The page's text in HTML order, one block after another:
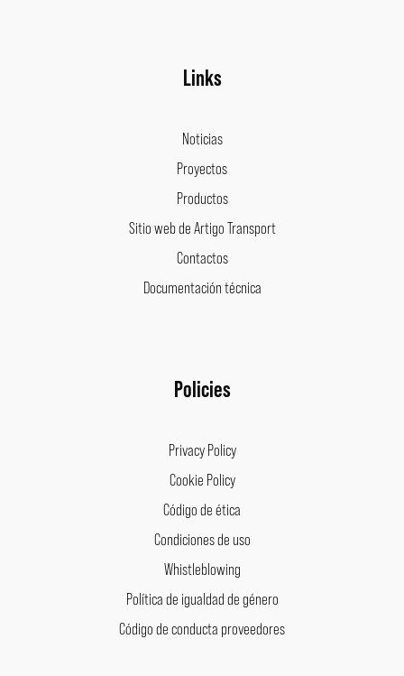
Links
Noticias
Proyectos
Productos
Sitio web de Artigo Transport
Contactos
Documentación técnica
Policies
Privacy Policy
Cookie Policy
Código de ética
Condiciones de uso
Whistleblowing
Política de igualdad de género
Código de conducta proveedores